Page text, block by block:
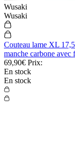
Wusaki
Wusaki
Couteau lame XL
manche carbone
69,90€ Prix:
En stock
En stock